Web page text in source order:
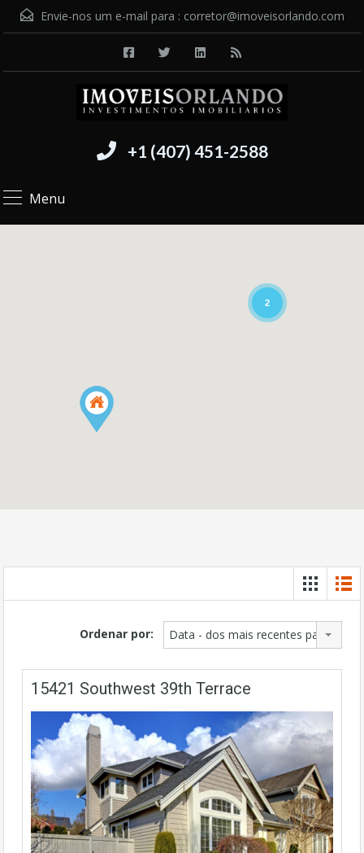
Envie-nos um e-mail para : corretor@imoveisorlando.com
+1 (407) 451-2588
Menu
2
Ordenar por: Data - dos mais recentes para os
15421 Southwest 39th Terrace